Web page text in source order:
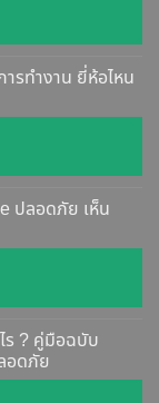
งไร
ดต
รทำงาน ยี่ห้อไหน
ปลอดภัย เห็น
ว
ร ? คู่มือฉบับ
อดภัย